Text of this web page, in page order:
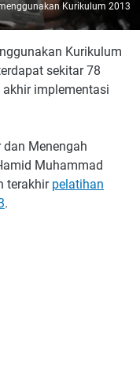
Kurikulum 2013
Kurikulum
sekitar 78
implementasi
Menengah
Muhammad
terakhir pelatihan
.